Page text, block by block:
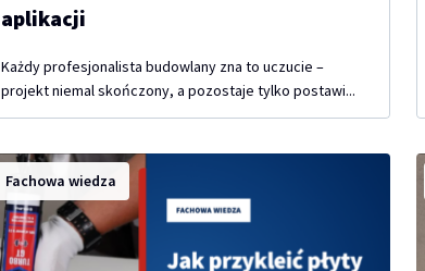
aplikacji
Każdy profesjonalista budowlany zna to uczucie –
projekt niemal skończony, a pozostaje tylko postawi...
Fachowa wiedza